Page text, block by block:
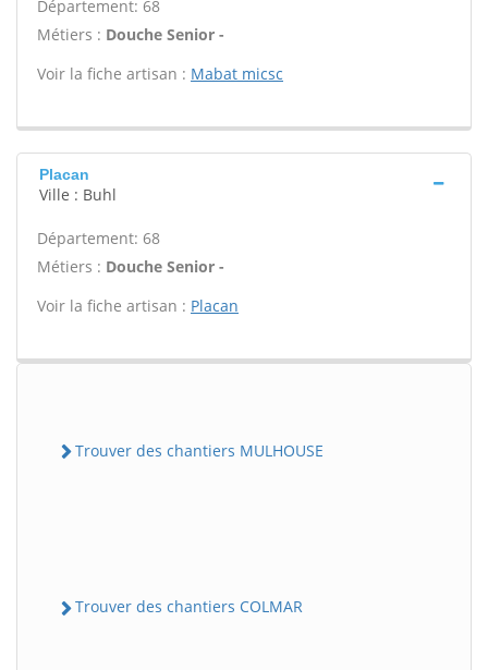
Département: 68
Métiers : Douche Senior -
Voir la fiche artisan : Mabat micsc
Placan
Ville : Buhl
Département: 68
Métiers : Douche Senior -
Voir la fiche artisan : Placan
Trouver des chantiers MULHOUSE
Trouver des chantiers COLMAR